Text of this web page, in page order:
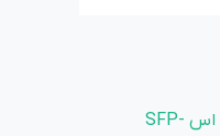
ماژول فیبر نوری اف اس SFP-